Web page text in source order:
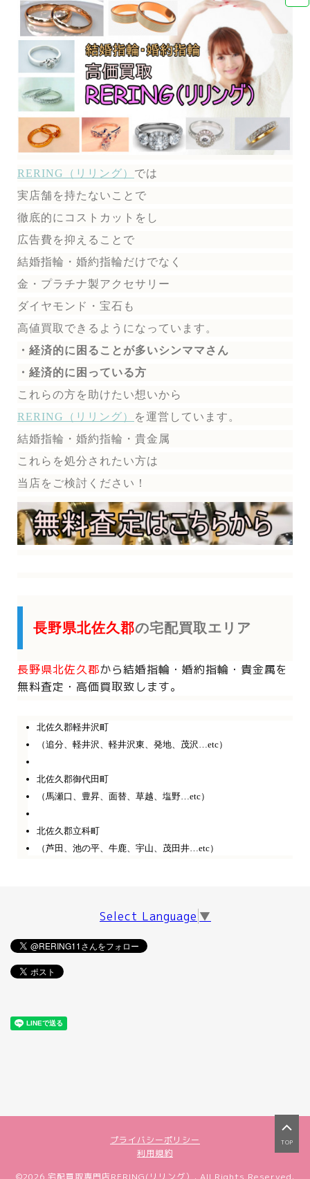
RERING（リリング） では
実店舗を持たないことで
徹底的にコストカットをし
広告費を抑えることで
結婚指輪・婚約指輪だけでなく
金・プラチナ製アクセサリー
ダイヤモンド・宝石も
高値買取できるようになっています。
・経済的に困ることが多いシンママさん
・経済的に困っている方
これらの方を助けたい想いから
RERING（リリング）
を運営しています。
結婚指輪・婚約指輪・貴金属
これらを処分されたい方は
当店をご検討ください！
長野県北佐久郡の宅配買取エリア
長野県北佐久郡から結婚指輪・婚約指輪・貴金属を
無料査定・高価買取致します。
北佐久郡軽井沢町
（追分、軽井沢、軽井沢東、発地、茂沢…etc）
北佐久郡御代田町
（馬瀬口、豊昇、面替、草越、塩野…etc）
北佐久郡立科町
（芦田、池の平、牛鹿、宇山、茂田井…etc）
Select Language ▼
プライバシーポリシー
利用規約
TOP
©2026 宅配買取専門店RERING(リリング） . All Rights Reserved.